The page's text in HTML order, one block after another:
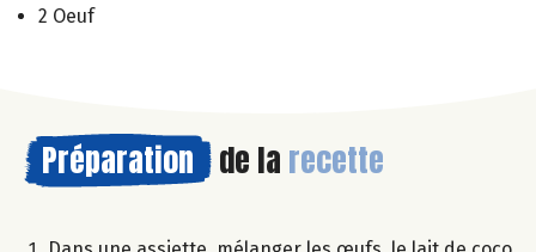
2 Oeuf
Préparation de la recette